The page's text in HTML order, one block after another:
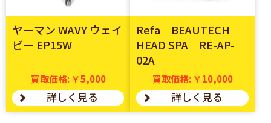
ヤーマン WAVY ウェイ
ビー EP15W
買取価格: ￥5,000
詳しく見る
Refa BEAUTECH
HEAD SPA RE-AP-
02A
買取価格: ￥10,000
詳しく見る